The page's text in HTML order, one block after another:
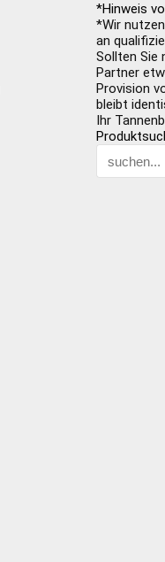
*Hinweis
*Wir
an
Sollten Sie
Partner
Provision
bleibt
Ihr